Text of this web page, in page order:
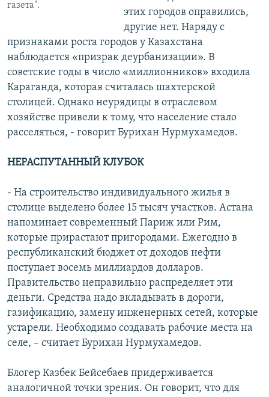
газета".
этих городов оправились,
другие нет. Наряду с
признаками роста городов у Казахстана
наблюдается «призрак деурбанизации». В
советские годы в число «миллионников» входила
Караганда, которая считалась шахтерской
столицей. Однако неурядицы в отраслевом
хозяйстве привели к тому, что население стало
расселяться, - говорит Бурихан Нурмухамедов.
НЕРАСПУТАННЫЙ КЛУБОК
- На строительство индивидуального жилья в
столице выделено более 15 тысяч участков. Астана
напоминает современный Париж или Рим,
которые прирастают пригородами. Ежегодно в
республиканский бюджет от доходов нефти
поступает восемь миллиардов долларов.
Правительство неправильно распределяет эти
деньги. Средства надо вкладывать в дороги,
газификацию, замену инженерных сетей, которые
устарели. Необходимо создавать рабочие места на
селе, – считает Бурихан Нурмухамедов.
Блогер Казбек Бейсебаев придерживается
аналогичной точки зрения. Он говорит, что для